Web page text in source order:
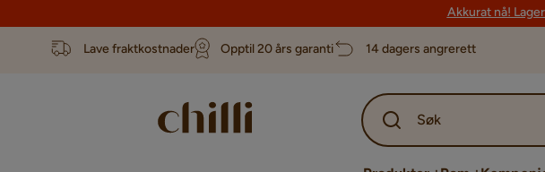
Akkurat nå!
Lave fraktkostnader Opptil 20 års garanti 14 dagers angrerett
Søk